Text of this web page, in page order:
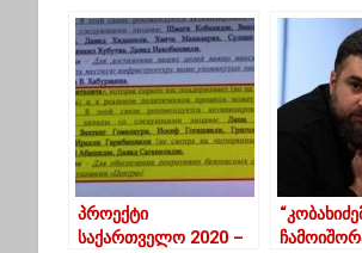
პროექტი
საქართველო 2020 –